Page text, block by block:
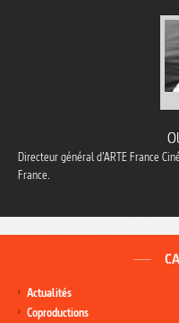
Directeur général d’ARTE France
France.
Actualités
Coproductions